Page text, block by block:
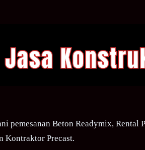
Beton Readymix, Rental
Kontraktor Precast.